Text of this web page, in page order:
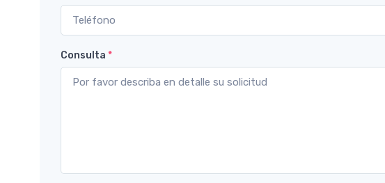
Consulta *